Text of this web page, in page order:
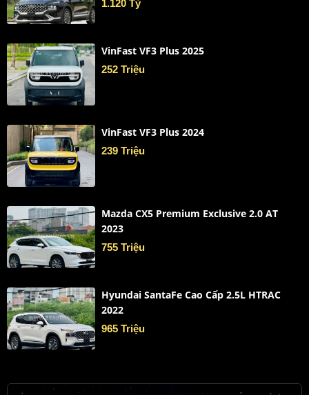
1.120 Tỷ
VinFast VF3 Plus 2025
252 Triệu
VinFast VF3 Plus 2024
239 Triệu
Mazda CX5 Premium Exclusive 2.0 AT
2023
755 Triệu
Hyundai SantaFe Cao Cấp 2.5L HTRAC
2022
965 Triệu